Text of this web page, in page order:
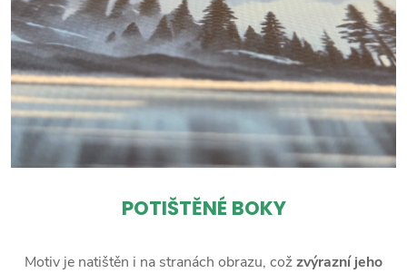
POTIŠTĚNÉ BOKY
Motiv je natištěn i na stranách obrazu, cožzvýrazní jeho